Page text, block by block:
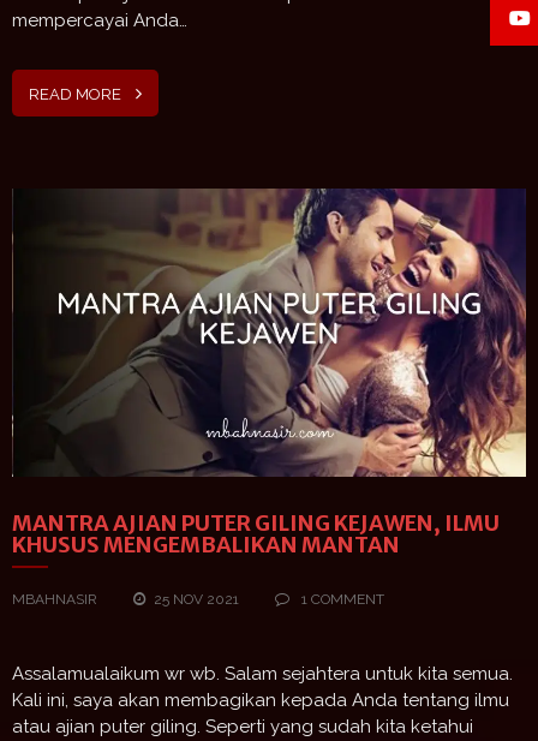
mempercayai Anda…
READ MORE
MANTRA AJIAN PUTER GILING KEJAWEN, ILMU
KHUSUS MENGEMBALIKAN MANTAN
MBAHNASIR 25 NOV 2021 1 COMMENT
Assalamualaikum wr wb. Salam sejahtera untuk kita semua.
Kali ini, saya akan membagikan kepada Anda tentang ilmu
atau ajian puter giling. Seperti yang sudah kita ketahui